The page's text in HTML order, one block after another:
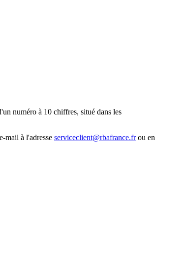
numéro à 10 chiffres, situé dans les
mail à l'adresse serviceclient@rbafrance.frou en